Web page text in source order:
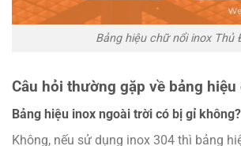
Bảng hiệu chữ nổi inox Thủ
Câu hỏi thường gặp về bảng
Bảng hiệu inox ngoài trời có bị gỉ không?
Không, nếu sử dụng inox 304 thì bảng